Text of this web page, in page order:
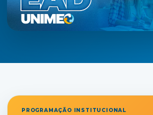
PROGRAMAÇÃO INSTITUCIONAL